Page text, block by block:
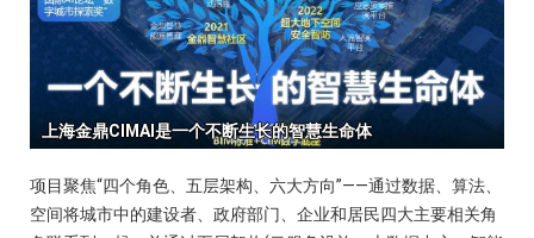
项目聚焦“四个角色、五层架构、六大方向”——通过数据、算法、
空间将城市中的建设者、政府部门、企业和居民四大主要相关角